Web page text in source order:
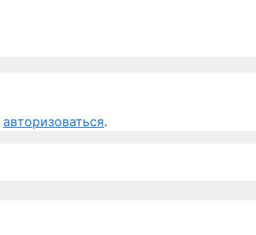
авторизоваться.